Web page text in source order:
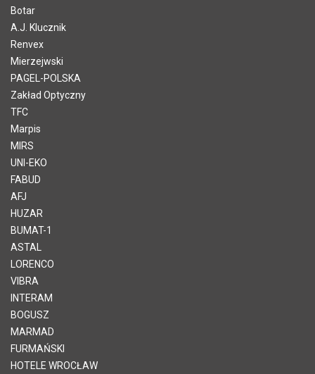
Botar
A.J. Klucznik
Renvex
Mierzejwski
PAGEL-POLSKA
Zakład Optyczny
TFC
Marpis
MIRS
UNI-EKO
FABUD
AFJ
HUZAR
BUMAT-1
ASTAL
LORENCO
VIBRA
INTERAM
BOGUSZ
MARMAD
FURMAŃSKI
HOTELE WROCŁAW